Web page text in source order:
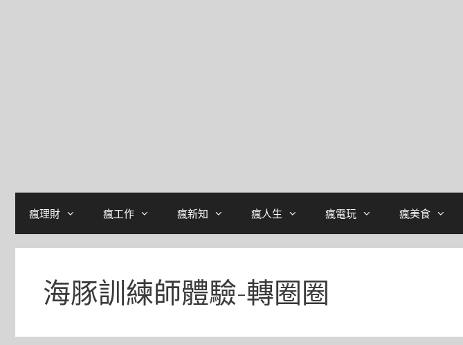
瘋理財 瘋工作 瘋新知 瘋人生 瘋電玩 瘋美食
海豚訓練師體驗-轉圈圈